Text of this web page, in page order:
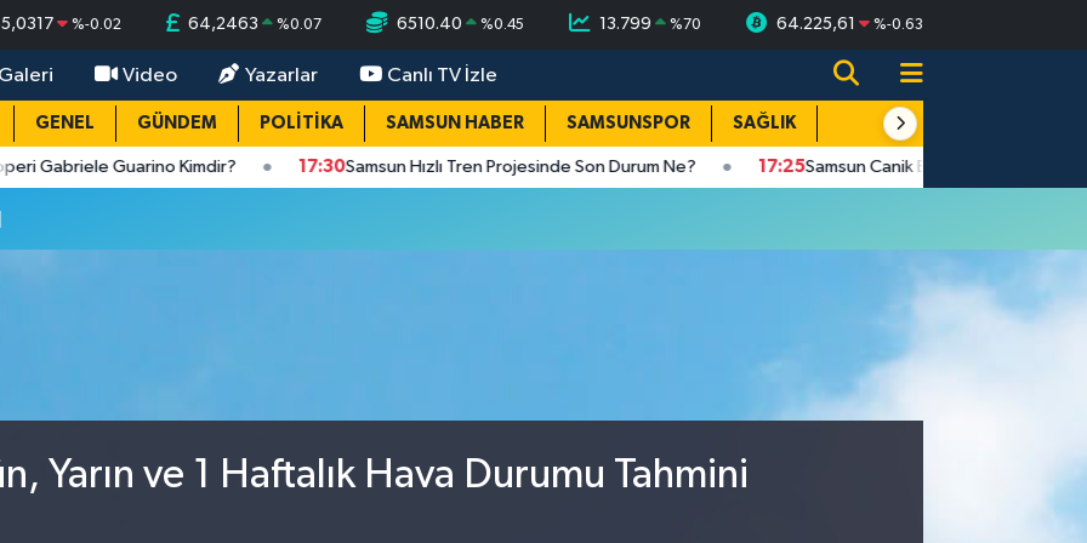
%-0.02 64,2463 %0.07 6510.40 %0.45 13.799 %70 64.225,61 %-0.63
Video Yazarlar Canlı TV İzle
GENEL GÜNDEM POLİTİKA SAMSUN HABER SAMSUNSPOR SAĞLIK TEKNOLOJİ
Guarino Kimdir? 17:30 Samsun Hızlı Tren Projesinde Son Durum Ne? 17:25 Samsun Canik Belediyesi'nden ailelere cami
Yarın ve 1 Haftalık Hava Durumu Tahmini